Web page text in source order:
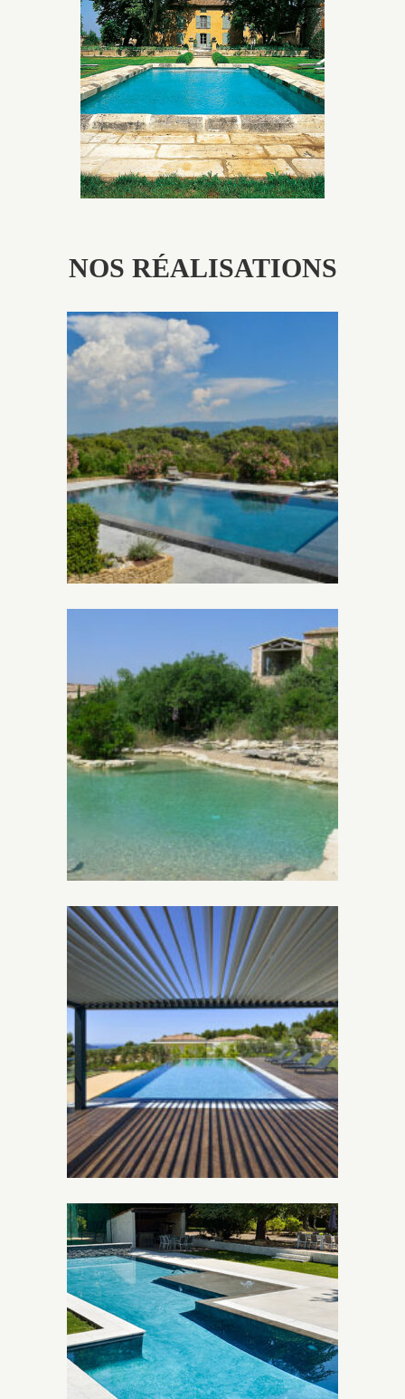
Les piscines en béton authentiques Jacques Brens se
démarquent par la noblesse des matériaux
utilisés pour garder un aspect ancien, retrouver une
patine naturelle ou créer un ornement de pierres de
taille.
NOS RÉALISATIONS